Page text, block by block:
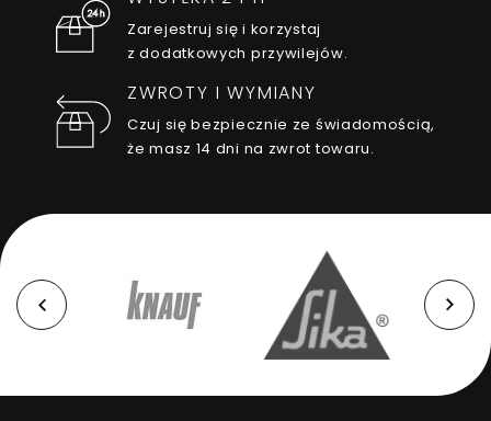
Zarejestruj się i korzystaj
z dodatkowych przywilejów.
ZWROTY I WYMIANY
Czuj się bezpiecznie ze świadomością,
że masz 14 dni na zwrot towaru.